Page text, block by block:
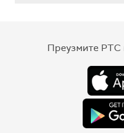
Преузмите РТС